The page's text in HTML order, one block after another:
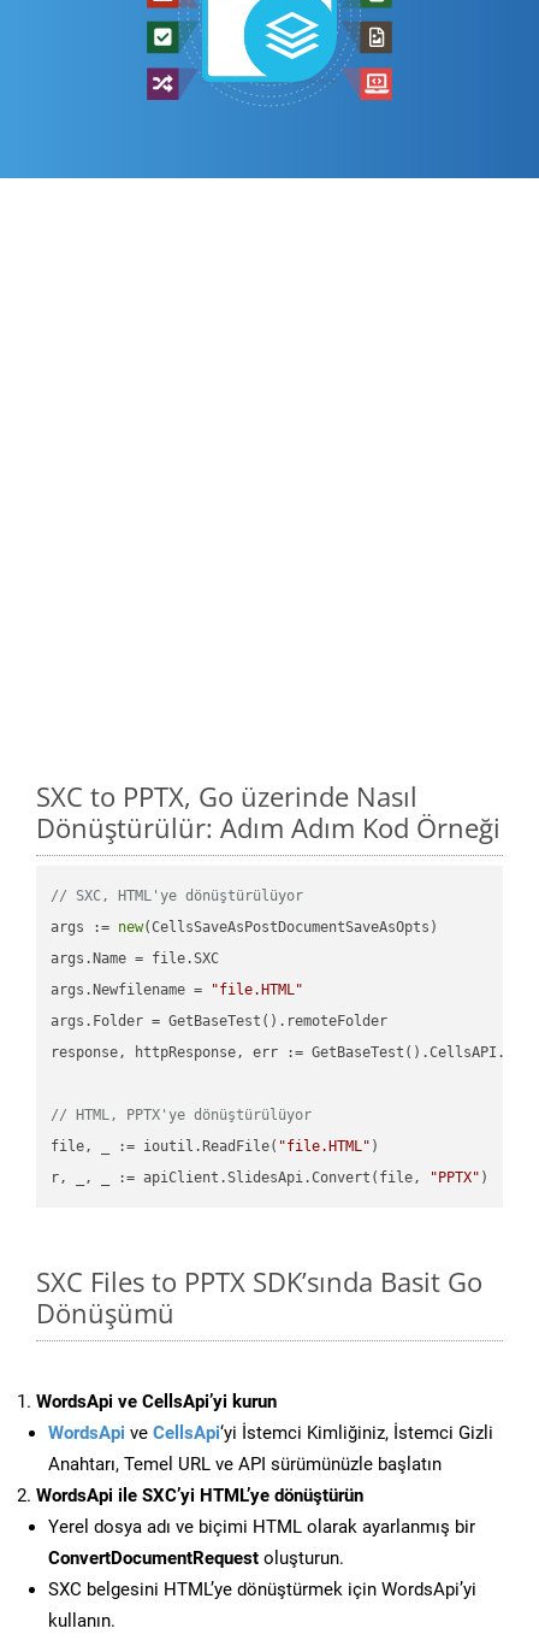
SXC to PPTX, Go üzerinde Nasıl
Dönüştürülür: Adım Adım Kod Örneği
// SXC, HTML'ye dönüştürülüyor
args := new(CellsSaveAsPostDocumentSaveAsOpts)
args.Name = file.SXC
args.Newfilename =
"file.HTML"
args.Folder = GetBaseTest().remoteFolder
response, httpResponse, err :=
// HTML, PPTX'ye dönüştürülüyor
file, _ := ioutil.ReadFile( "file.HTML" )
r, _, _ := apiClient.SlidesApi.Convert(file,
"PPTX"
SXC Files to PPTX SDK’sında Basit Go
Dönüşümü
WordsApi ve CellsApi’yi kurun
WordsApi ve CellsApi‘yi İstemci Kimliğiniz, İstemci Gizli
Anahtarı, Temel URL ve API sürümünüzle başlatın
WordsApi ile SXC’yi HTML’ye dönüştürün
Yerel dosya adı ve biçimi HTML olarak ayarlanmış bir
ConvertDocumentRequest oluşturun.
SXC belgesini HTML’ye dönüştürmek için WordsApi’yi
kullanın.